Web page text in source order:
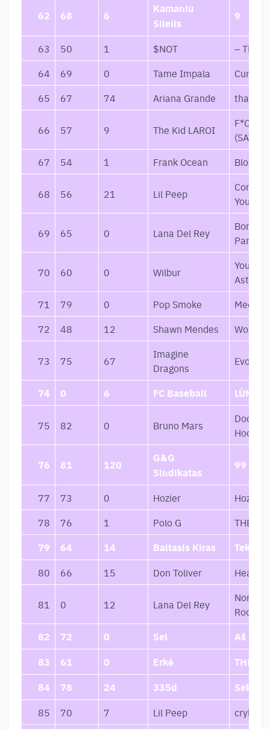
62 68 6
Kamaniu
Silelis
9
63 50 1 $NOT
–
64
69 0 Tame Impala
65
67 74 Ariana Grande thank
66 57 9 The Kid LAROI
F*CK
67
54 1 Frank Ocean Blonde
68 56 21 Lil Peep
Come
You’re
69 65 0 Lana Del Rey
Born
70 60 0 Wilbur
Your
Asthma
71
79 0 Pop Smoke
Meet
72
48 12 Shawn Mendes Wonder
73 75 67
Imagine
Dragons
Evolve
74 0 6 FC Baseball LÙNA
75 82 0 Bruno Mars
Doo-
76 81 120
G&G
Sindikatas
99
77 73 0 Hozier
Hozier
78
76 1 Polo G THE
79 64 14 Baltasis Kiras
80 66 15 Don Toliver
81 0 12 Lana Del Rey
82 72 0 Sel
Aš
83
61 0 Erkė
84
78 24 335d Seka,
85 70 7 Lil Peep crybaby